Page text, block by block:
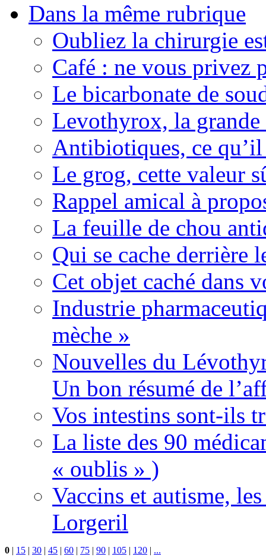
Dans la même rubrique
Oubliez la chirurgie
Café : ne vous privez
Le bicarbonate de
Levothyrox, la
Antibiotiques, ce
Le grog, cette valeur
Rappel amical à
La feuille de chou
Qui se cache derrière
Cet objet caché dans
Industrie
mèche »
Nouvelles du
Un bon résumé de
Vos intestins sont-ils
La liste des 90
« oublis » )
Vaccins et autisme,
Lorgeril
0 | 15 | 30 | 45 | 60 | 75 | 90 | 105 | 120 | ...